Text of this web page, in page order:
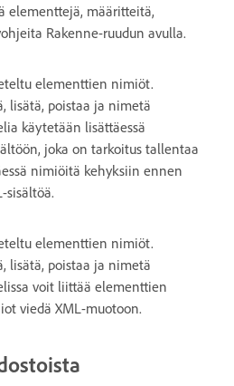
elementtejä, määritteitä,
Rakenne-ruudun avulla.
elementtien nimiöt.
lisätä, poistaa ja nimetä
käytetään lisättäessä
joka on tarkoitus tallentaa
nimiöitä kehyksiin ennen
sisältöä.
elementtien nimiöt.
lisätä, poistaa ja nimetä
voit liittää elementtien
viedä XML-muotoon.